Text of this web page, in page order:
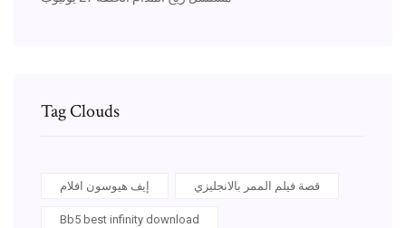
Tag Clouds
إيف هيوسون افلام قصة فيلم الممر بالانجليزي
Bb5 best infinity download